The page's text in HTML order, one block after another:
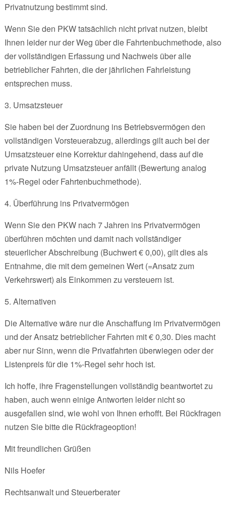
Privatnutzung bestimmt sind.
Wenn Sie den PKW tatsächlich nicht privat nutzen, bleibt
Ihnen leider nur der Weg über die Fahrtenbuchmethode, also
der vollständigen Erfassung und Nachweis über alle
betrieblicher Fahrten, die der jährlichen Fahrleistung
entsprechen muss.
3. Umsatzsteuer
Sie haben bei der Zuordnung ins Betriebsvermögen den
vollständigen Vorsteuerabzug, allerdings gilt auch bei der
Umsatzsteuer eine Korrektur dahingehend, dass auf die
private Nutzung Umsatzsteuer anfällt (Bewertung analog
1%-Regel oder Fahrtenbuchmethode).
4. Überführung ins Privatvermögen
Wenn Sie den PKW nach 7 Jahren ins Privatvermögen
überführen möchten und damit nach vollständiger
steuerlicher Abschreibung (Buchwert € 0,00), gilt dies als
Entnahme, die mit dem gemeinen Wert (=Ansatz zum
Verkehrswert) als Einkommen zu versteuern ist.
5. Alternativen
Die Alternative wäre nur die Anschaffung im Privatvermögen
und der Ansatz betrieblicher Fahrten mit € 0,30. Dies macht
aber nur Sinn, wenn die Privatfahrten überwiegen oder der
Listenpreis für die 1%-Regel sehr hoch ist.
Ich hoffe, ihre Fragenstellungen vollständig beantwortet zu
haben, auch wenn einige Antworten leider nicht so
ausgefallen sind, wie wohl von Ihnen erhofft. Bei Rückfragen
nutzen Sie bitte die Rückfrageoption!
Mit freundlichen Grüßen
Nils Hoefer
Rechtsanwalt und Steuerberater